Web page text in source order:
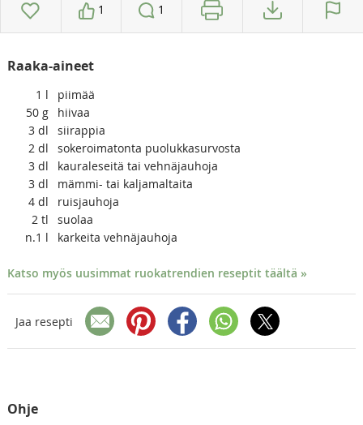
1 1
Raaka-aineet
1 l
piimää
50 g
hiivaa
3 dl
siirappia
2 dl
sokeroimatonta puolukkasurvosta
3 dl
kauraleseitä tai vehnäjauhoja
3 dl
mämmi- tai kaljamaltaita
4 dl
ruisjauhoja
2 tl
suolaa
n.1 l karkeita vehnäjauhoja
Katso myös uusimmat ruokatrendien reseptit täältä »
Jaa resepti
Ohje